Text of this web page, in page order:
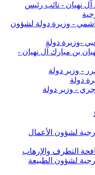
آل نهيان - نائب رئيس
- وزيرة دولة لشؤون
-وزيرة دولة
بن مبارك آل نهيان -
- وزير دولة
دولة
- وزير دولة
لشؤون الأعمال
التطرف والإرهاب
لشؤون الطبيعة